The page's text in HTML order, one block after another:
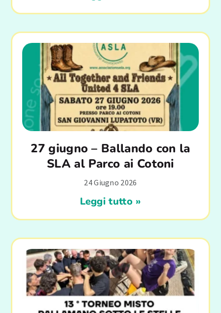
27 giugno – Ballando con la
SLA al Parco ai Cotoni
24 Giugno 2026
Leggi tutto »